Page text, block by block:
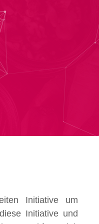
Initiative um
Initiative und